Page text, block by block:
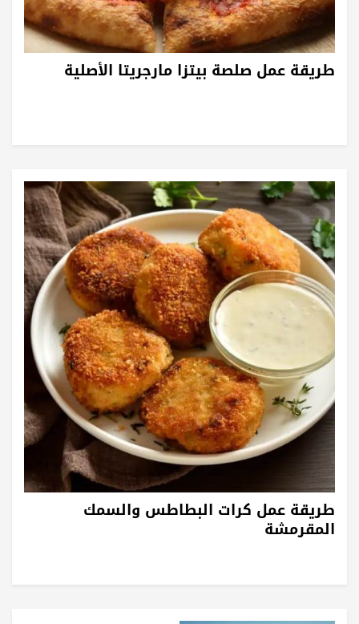
طريقة عمل صلصة بيتزا مارجريتا الأصلية
طريقة عمل كرات البطاطس والسمك
المقرمشة